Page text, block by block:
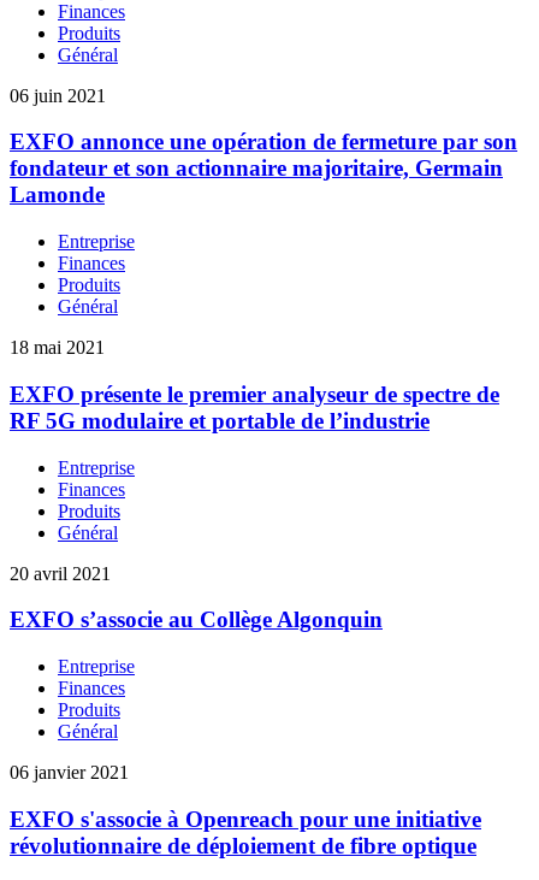
Finances
Produits
Général
06 juin 2021
EXFO annonce une opération de fermeture par son
fondateur et son actionnaire majoritaire, Germain
Lamonde
Entreprise
Finances
Produits
Général
18 mai 2021
EXFO présente le premier analyseur de spectre de
RF 5G modulaire et portable de l’industrie
Entreprise
Finances
Produits
Général
20 avril 2021
EXFO s’associe au Collège Algonquin
Entreprise
Finances
Produits
Général
06 janvier 2021
EXFO s'associe à Openreach pour une initiative
révolutionnaire de déploiement de fibre optique